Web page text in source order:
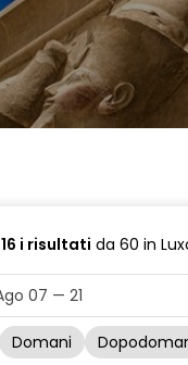
16 i risultati da 60 in
Domani